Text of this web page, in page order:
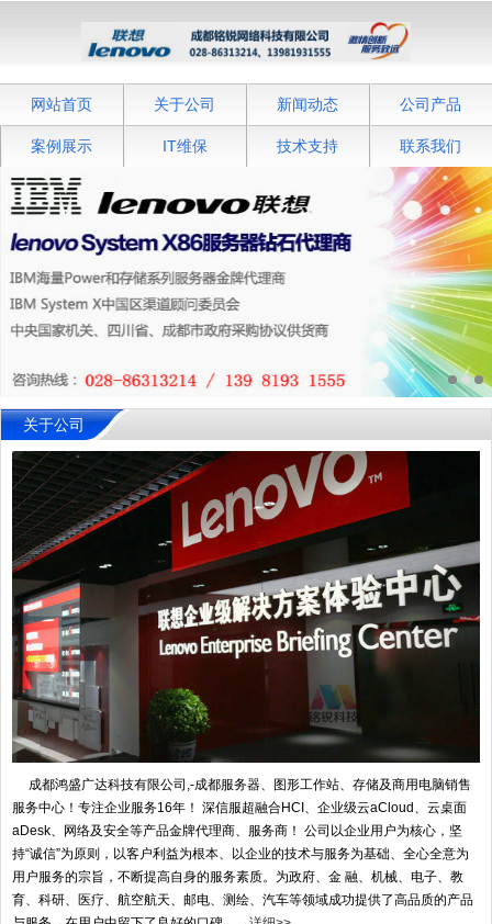
网站首页 关于公司 新闻动态 公司产品
案例展示 IT维保 技术支持 联系我们
关于公司
成都鸿盛广达科技有限公司,-成都服务器、图形工作站、存储及商用电脑销售
服务中心！专注企业服务16年！ 深信服超融合HCI、企业级云aCloud、云桌面
aDesk、网络及安全等产品金牌代理商、服务商！ 公司以企业用户为核心，坚
持“诚信”为原则，以客户利益为根本、以企业的技术与服务为基础、全心全意为
用户服务的宗旨，不断提高自身的服务素质。为政府、金 融、机械、电子、教
育、科研、医疗、航空航天、邮电、测绘、汽车等领域成功提供了高品质的产品